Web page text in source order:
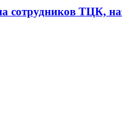
ТЦК,